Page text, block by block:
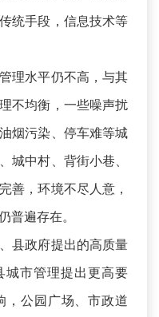
统手段，信息技术等
理水平仍不高，与其
不均衡，一些噪声扰
烟污染、停车难等城
城中村、背街小巷、
善，环境不尽人意，
普遍存在。
县政府提出的高质量
城市管理提出更高要
，公园广场、市政道